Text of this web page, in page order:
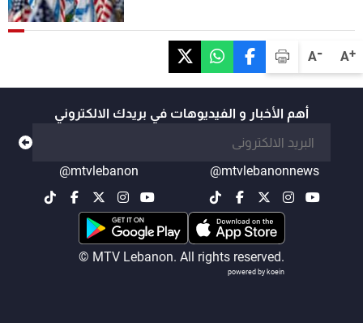
A+
A-
أهم الأخبار و الفيديوهات في بريدك الالكتروني
@mtvlebanonnews
@mtvlebanon
© MTV Lebanon. All rights reserved.
powered by koein